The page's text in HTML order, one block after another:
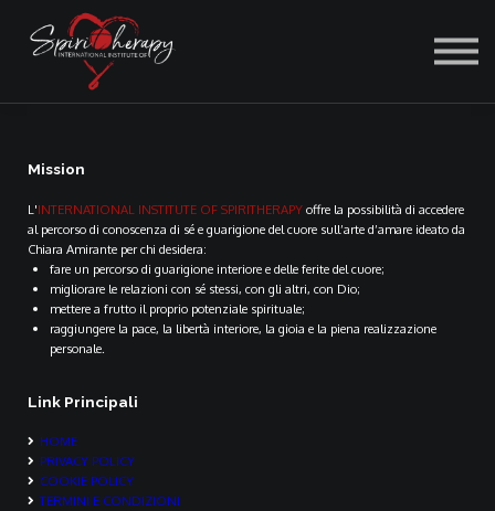
Mission
L'INTERNATIONAL INSTITUTE OF SPIRITHERAPY offre la possibilità di accedere
al percorso di conoscenza di sé e guarigione del cuore sull’arte d’amare ideato da
Chiara Amirante per chi desidera:
fare un percorso di guarigione interiore e delle ferite del cuore;
migliorare le relazioni con sé stessi, con gli altri, con Dio;
mettere a frutto il proprio potenziale spirituale;
raggiungere la pace, la libertà interiore, la gioia e la piena realizzazione
personale.
Link Principali
HOME
PRIVACY POLICY
COOKIE POLICY
TERMINI E CONDIZIONI